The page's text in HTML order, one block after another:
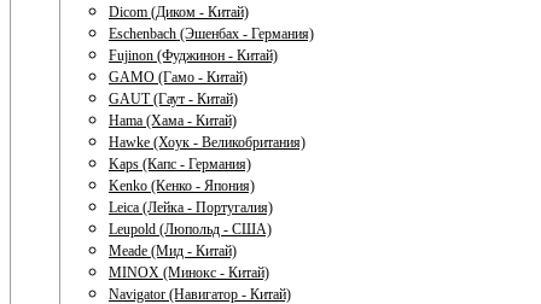
Dicom (Диком - Китай)
Eschenbach (Эшенбах - Германия)
Fujinon (Фуджинон - Китай)
GAMO (Гамо - Китай)
GAUT (Гаут - Китай)
Hama (Хама - Китай)
Hawke (Хоук - Великобритания)
Kaps (Капс - Германия)
Kenko (Кенко - Япония)
Leica (Лейка - Португалия)
Leupold (Люпольд - США)
Meade (Мид - Китай)
MINOX (Минокс - Китай)
Navigator (Навигатор - Китай)